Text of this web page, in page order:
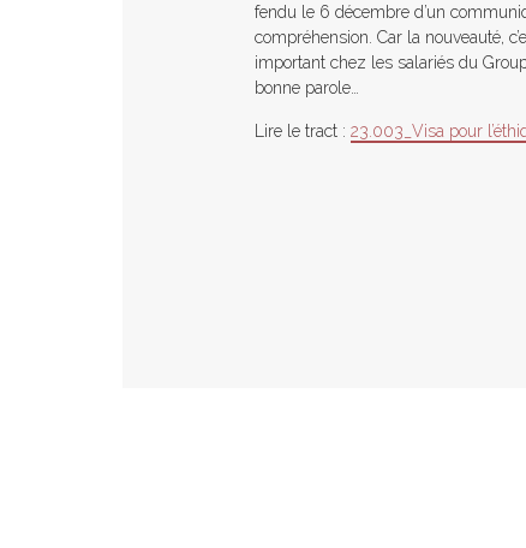
fendu le 6 décembre d’un
compréhension. Car la nouveauté,
important chez les salariés du
bonne parole…
Lire le tract : 23.003_Visa pour